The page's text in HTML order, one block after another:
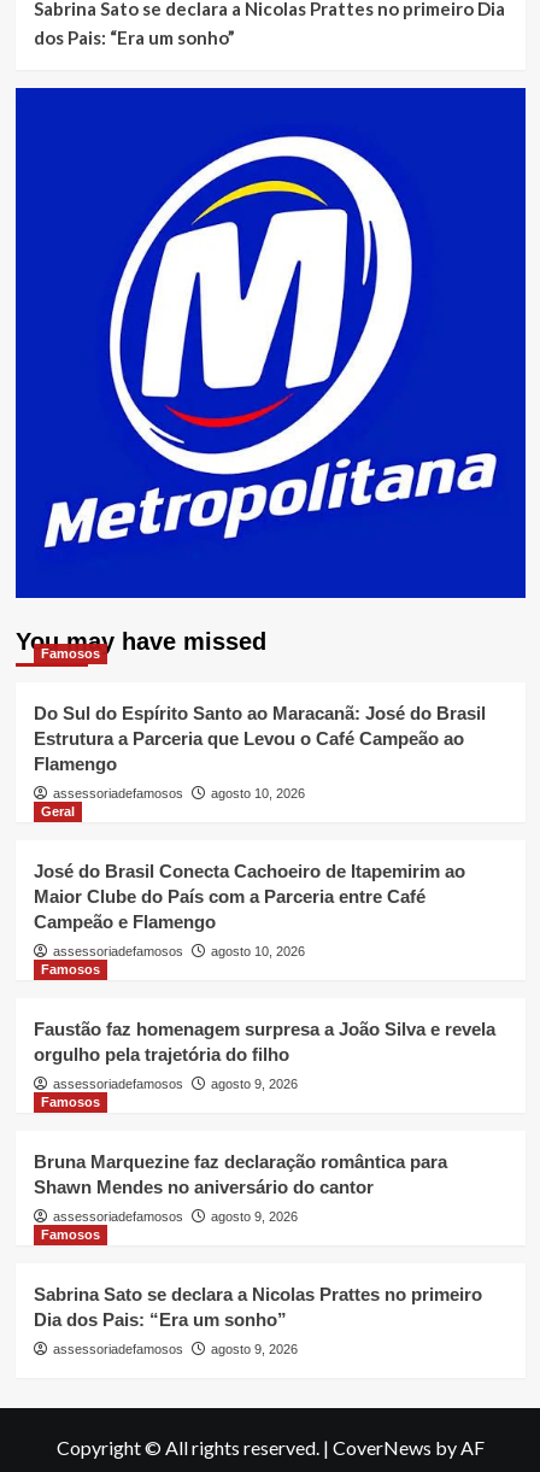
Sabrina Sato se declara a Nicolas Prattes no primeiro Dia
dos Pais: “Era um sonho”
You may have missed
Famosos
Do Sul do Espírito Santo ao Maracanã: José do Brasil
Estrutura a Parceria que Levou o Café Campeão ao
Flamengo
assessoriadefamosos
agosto 10, 2026
Geral
José do Brasil Conecta Cachoeiro de Itapemirim ao
Maior Clube do País com a Parceria entre Café
Campeão e Flamengo
assessoriadefamosos
agosto 10, 2026
Famosos
Faustão faz homenagem surpresa a João Silva e revela
orgulho pela trajetória do filho
assessoriadefamosos
agosto 9, 2026
Famosos
Bruna Marquezine faz declaração romântica para
Shawn Mendes no aniversário do cantor
assessoriadefamosos
agosto 9, 2026
Famosos
Sabrina Sato se declara a Nicolas Prattes no primeiro
Dia dos Pais: “Era um sonho”
assessoriadefamosos agosto 9, 2026
Copyright © All rights reserved. | CoverNews by AF